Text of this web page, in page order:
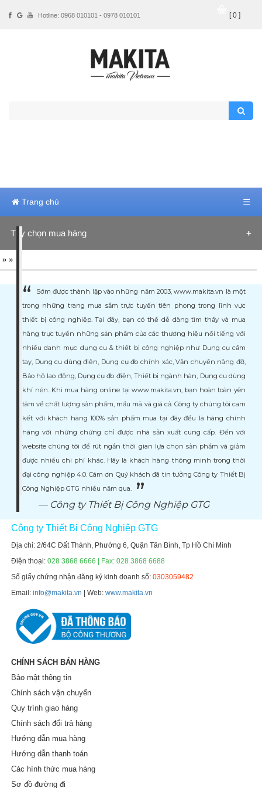
Trang chủ ☰
Tùy chọn mua hàng
Xuất xứ
»»
Sớm được thành lập vào những năm 2003, www.makita.vn là một
trong những trang mua sắm trực tuyến tiên phong trong lĩnh vực
thiết bị công nghiệp. Tại đây, bạn có thể dễ dàng tìm thấy và mua
hàng trực tuyến những sản phẩm của các thương hiệu nổi tiếng với
nhiều danh mục dụng cụ & thiết bị công nghiệp như Dụng cụ cầm
tay, Dụng cụ dùng điện, Dụng cụ đo chính xác, Vận chuyển nâng đỡ,
Bảo hộ lao động, Dụng cụ đo điện, Thiết bị ngành hàn, Dụng cụ dùng
khí nén...Khi mua hàng online tại www.makita.vn, bạn hoàn toàn yên
tâm về chất lượng sản phẩm, mẩu mã và giá cả. Công ty chúng tôi cam
kết với khách hàng 100% sản phẩm mua tại đây đều là hàng chính
hãng với những chứng chỉ được nhà sản xuất cung cấp. Đến với
website chúng tôi để rút ngắn thời gian lựa chọn sản phẩm và giảm
được nhiều chi phí khác. Hãy là khách hàng thông minh trong thời
đại công nghiệp 4.0. Cám ơn Quý khách đã tin tưởng Công ty Thiết Bị
Công Nghiệp GTG nhiều năm qua.
Công ty Thiết Bị Công Nghiệp GTG
Công ty Thiết Bị Công Nghiệp GTG
Địa chỉ: 2/64C Đất Thánh, Phường 6, Quận Tân Bình, Tp Hồ Chí Minh
Điện thoại:028 3868 6666 | Fax: 028 3868 6688
Số giấy chứng nhận đăng ký kinh doanh số:0303059482
Email:info@makita.vn | Web:www.makita.vn
CHÍNH SÁCH BÁN HÀNG
Bảo mật thông tin
Chính sách vận chuyển
Quy trình giao hàng
Chính sách đổi trả hàng
Hướng dẫn mua hàng
Hướng dẫn thanh toán
Các hình thức mua hàng
Sơ đồ đường đi
Hotline: 0968 010101 - 0978 010101 [ 0 ]